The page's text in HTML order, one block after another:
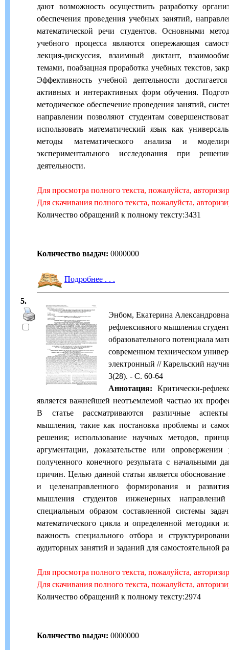
дают возможность осуществить разработку
обеспечения проведения учебных занятий,
математической речи студентов. Основными
учебного процесса являются опережающая
лекция-дискуссия, взаимный диктант,
темами, поабзацная проработка учебных текстов,
Эффективность учебной деятельности
активных и интерактивных форм обучения.
методическое обеспечение проведения занятий,
направлении позволяют студентам
использовать математический язык как
методы математического анализа и
экспериментального исследования при
деятельности.
Для просмотра полного текста, пожалуйста,
Для скачивания полного текста, пожалуйста,
Количество обращений к полному тексту:3431
Количество выдач: 0000000
Подробнее . . .
5.
Энбом, Екатерина
рефлексивного мышления
образовательного потенциала
современном техническом
электронный // Карельский
3(28). - С. 60-64
Аннотация: Критически-
является важнейшей неотъемлемой частью их
В статье рассматриваются различные аспекты
мышления, такие как постановка проблемы и
решения; использование научных методов,
аргументации, доказательстве или опровержении
полученного конечного результата с начальными
причин. Целью данной статьи является
и целенаправленного формирования и развития
мышления студентов инженерных
специальным образом составленной системы
математического цикла и определенной методики
важность специального отбора и
аудиторных занятий и заданий для самостоятельной
Для просмотра полного текста, пожалуйста,
Для скачивания полного текста, пожалуйста,
Количество обращений к полному тексту:2974
Количество выдач: 0000000